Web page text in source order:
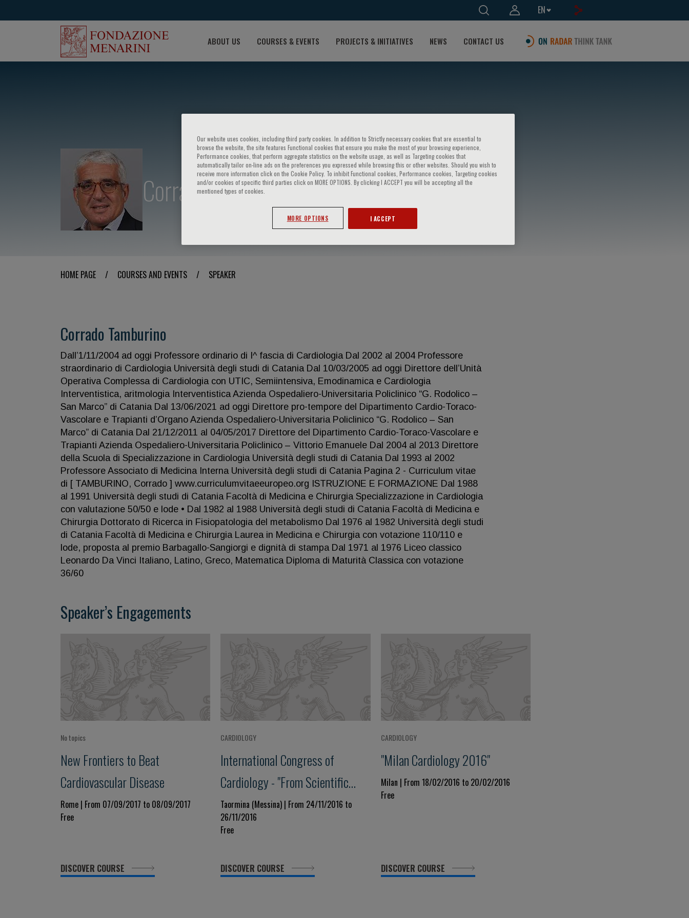
EN
ABOUT US COURSES & EVENTS PROJECTS & INITIATIVES NEWS CONTACT US
Corrado Tamburino
HOME PAGE / COURSES AND EVENTS / SPEAKER
Corrado Tamburino
Dall’1/11/2004 ad oggi Professore ordinario di I^ fascia di Cardiologia Dal 2002 al 2004 Professore
straordinario di Cardiologia Università degli studi di Catania Dal 10/03/2005 ad oggi Direttore dell’Unità
Operativa Complessa di Cardiologia con UTIC, Semiintensiva, Emodinamica e Cardiologia
Interventistica, aritmologia Interventistica Azienda Ospedaliero-Universitaria Policlinico “G. Rodolico –
San Marco” di Catania Dal 13/06/2021 ad oggi Direttore pro-tempore del Dipartimento Cardio-Toraco-
Vascolare e Trapianti d’Organo Azienda Ospedaliero-Universitaria Policlinico “G. Rodolico – San
Marco” di Catania Dal 21/12/2011 al 04/05/2017 Direttore del Dipartimento Cardio-Toraco-Vascolare e
Trapianti Azienda Ospedaliero-Universitaria Policlinico – Vittorio Emanuele Dal 2004 al 2013 Direttore
della Scuola di Specializzazione in Cardiologia Università degli studi di Catania Dal 1993 al 2002
Professore Associato di Medicina Interna Università degli studi di Catania Pagina 2 - Curriculum vitae
di [ TAMBURINO, Corrado ] www.curriculumvitaeeuropeo.org ISTRUZIONE E FORMAZIONE Dal 1988
al 1991 Università degli studi di Catania Facoltà di Medicina e Chirurgia Specializzazione in Cardiologia
con valutazione 50/50 e lode • Dal 1982 al 1988 Università degli studi di Catania Facoltà di Medicina e
Chirurgia Dottorato di Ricerca in Fisiopatologia del metabolismo Dal 1976 al 1982 Università degli studi
di Catania Facoltà di Medicina e Chirurgia Laurea in Medicina e Chirurgia con votazione 110/110 e
lode, proposta al premio Barbagallo-Sangiorgi e dignità di stampa Dal 1971 al 1976 Liceo classico
Leonardo Da Vinci Italiano, Latino, Greco, Matematica Diploma di Maturità Classica con votazione
36/60
Speaker’s Engagements
No topics
New Frontiers to Beat
Cardiovascular Disease
Rome | From 07/09/2017 to 08/09/2017
Free
DISCOVER COURSE
CARDIOLOGY
International Congress of
Cardiology - "From Scientific
Evidence to Clinical Practice"
Taormina (Messina) | From 24/11/2016 to
26/11/2016
Free
DISCOVER COURSE
CARDIOLOGY
"Milan Cardiology 2016"
Milan | From 18/02/2016 to 20/02/2016
Free
DISCOVER COURSE
Our website uses cookies, including third party cookies. In addition to Strictly necessary cookies that are essential to
browse the website, the site features Functional cookies that ensure you make the most of your browsing experience,
Performance cookies, that perform aggregate statistics on the website usage, as well as Targeting cookies that
automatically tailor on-line ads on the preferences you expressed while browsing this or other websites. Should you wish to
receive more information click on the Cookie Policy. To inhibit Functional cookies, Performance cookies, Targeting cookies
and/or cookies of specific third parties click on MORE OPTIONS. By clicking I ACCEPT you will be accepting all the
mentioned types of cookies.
MORE OPTIONS I ACCEPT